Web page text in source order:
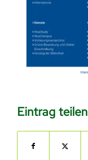
Eintrag teilen